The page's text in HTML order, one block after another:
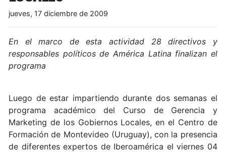
jueves, 17 diciembre de 2009
En el marco de esta actividad 28 directivos y
responsables políticos de América Latina finalizan el
programa
Luego de estar impartiendo durante dos semanas el
programa académico del Curso de Gerencia y
Marketing de los Gobiernos Locales, en el Centro de
Formación de Montevideo (Uruguay), con la presencia
de diferentes expertos de Iberoamérica el viernes 04